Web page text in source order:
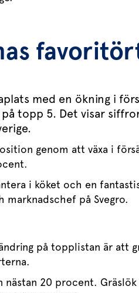
med en ökning i
topp 5. Det visar
genom att växa i
i köket och en
på Svegro.
på topplistan är att
20 procent.